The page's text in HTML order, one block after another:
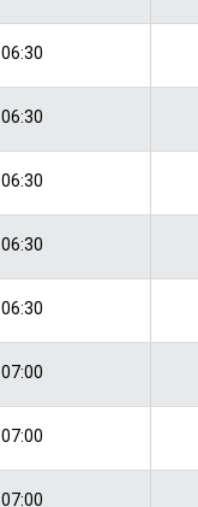
06:30
06:30
06:30
06:30
06:30
07:00
07:00
07:00